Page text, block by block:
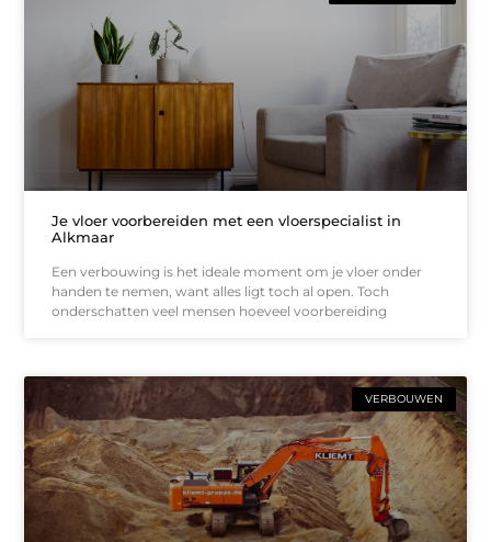
Je vloer voorbereiden met een vloerspecialist in
Alkmaar
Een verbouwing is het ideale moment om je vloer onder
handen te nemen, want alles ligt toch al open. Toch
onderschatten veel mensen hoeveel voorbereiding
VERBOUWEN